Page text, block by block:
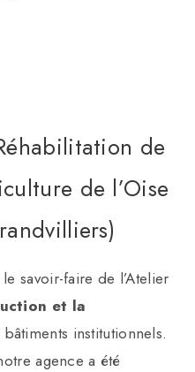
de
de l’Oise
savoir-faire de l’Atelier
et la
institutionnels.
agence a été